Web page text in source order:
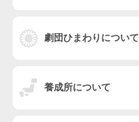
劇団ひまわりについて
養成所について